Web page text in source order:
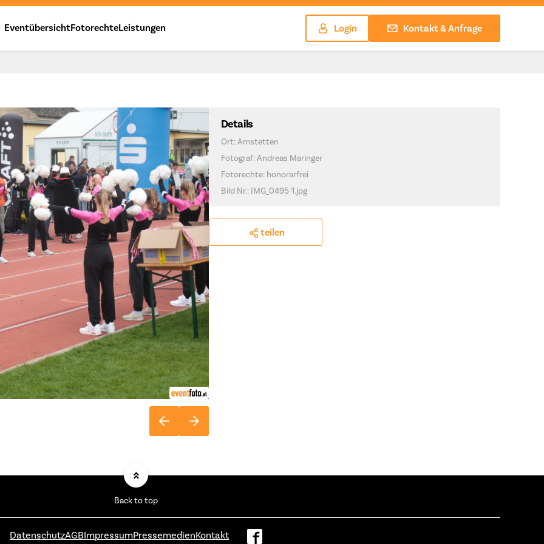
EventübersichtFotorechteLeistungen Login Kontakt & Anfrage
Details
Ort: Amstetten
Fotograf: Andreas Maringer
Fotorechte: honorarfrei
Bild Nr.: IMG_0495-1.jpg
teilen
Back to top
DatenschutzAGBImpressumPressemedienKontakt